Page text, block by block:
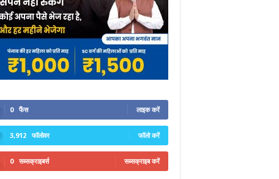
0 फैंस लाइक करें
3,912 फॉलोवर फॉलो करें
0 सब्सक्राइबर्स सब्सक्राइब करें